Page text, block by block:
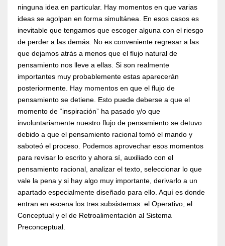
ninguna idea en particular. Hay momentos en que varias
ideas se agolpan en forma simultánea. En esos casos es
inevitable que tengamos que escoger alguna con el riesgo
de perder a las demás. No es conveniente regresar a las
que dejamos atrás a menos que el flujo natural de
pensamiento nos lleve a ellas. Si son realmente
importantes muy probablemente estas aparecerán
posteriormente. Hay momentos en que el flujo de
pensamiento se detiene. Esto puede deberse a que el
momento de “inspiración” ha pasado y/o que
involuntariamente nuestro flujo de pensamiento se detuvo
debido a que el pensamiento racional tomó el mando y
saboteó el proceso. Podemos aprovechar esos momentos
para revisar lo escrito y ahora sí, auxiliado con el
pensamiento racional, analizar el texto, seleccionar lo que
vale la pena y si hay algo muy importante, derivarlo a un
apartado especialmente diseñado para ello. Aquí es donde
entran en escena los tres subsistemas: el Operativo, el
Conceptual y el de Retroalimentación al Sistema
Preconceptual.